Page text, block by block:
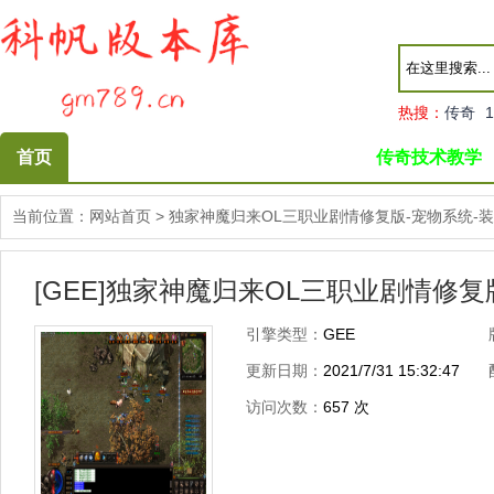
热搜： 传奇
首页 传奇技术教学
当前位置： 网站首页 > 独家神魔归来OL三职业剧情修复版-宠物系统-
[GEE]独家神魔归来OL三职业剧情修
引擎类型： GEE
更新日期： 2021/7/31 15:32:47
访问次数： 657 次